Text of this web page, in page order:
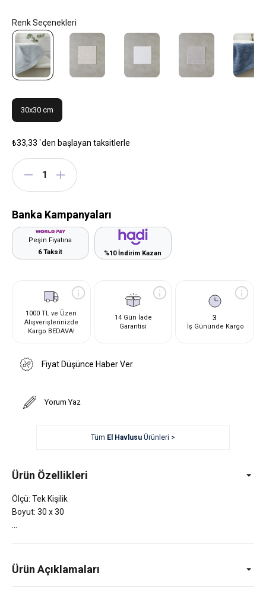
30x30 cm
₺33,33 `den başlayan taksitlerle
Banka Kampanyaları
Peşin Fiyatına
6 Taksit
%10 İndirim Kazan
1000 TL ve Üzeri
Alışverişlerinizde
Kargo BEDAVA!
14 Gün İade
Garantisi
3
İş Gününde Kargo
Fiyat Düşünce Haber Ver
Yorum Yaz
Tüm El HavlusuÜrünleri >
Ürün Özellikleri
Ölçü: Tek Kişilik
Boyut: 30 x 30
Ürün Açıklamaları